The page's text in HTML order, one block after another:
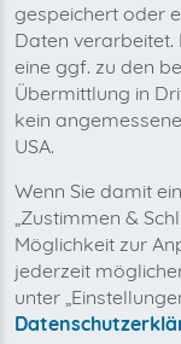
Mit
gespeichert oder
Daten verarbeitet.
eine ggf. zu den
Übermittlung in
kein
USA.
Wenn Sie damit
„Zustimmen &
Möglichkeit zur
jederzeit
unter